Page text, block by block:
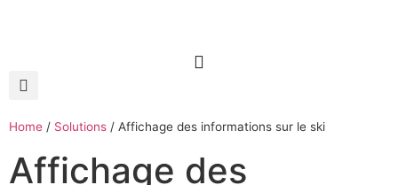
Home / Solutions / Affichage des informations sur le ski
Affichage des